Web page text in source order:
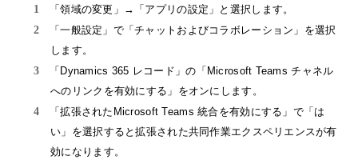
「領域の変更」→「アプリの設定」と選択します。
「一般設定」で「チャットおよびコラボレーション」を選択
します。
「Dynamics 365 レコード」の「Microsoft Teams チャネル
へのリンクを有効にする」をオンにします。
「拡張されたMicrosoft Teams 統合を有効にする」で「は
い」を選択すると拡張された共同作業エクスペリエンスが有
効になります。